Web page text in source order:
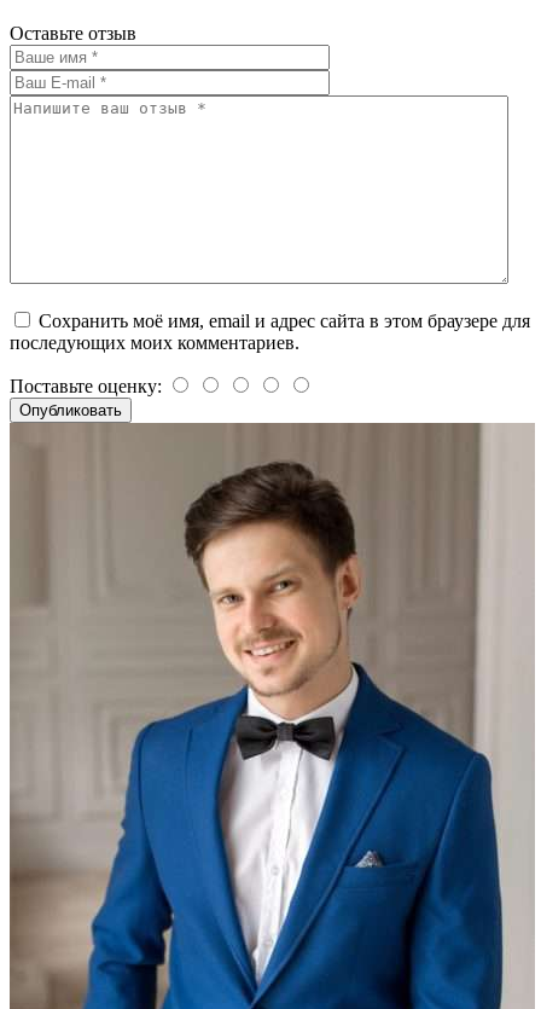
Оставьте отзыв
Сохранить моё имя, email и адрес сайта в этом браузере для
последующих моих комментариев.
Поставьте оценку: